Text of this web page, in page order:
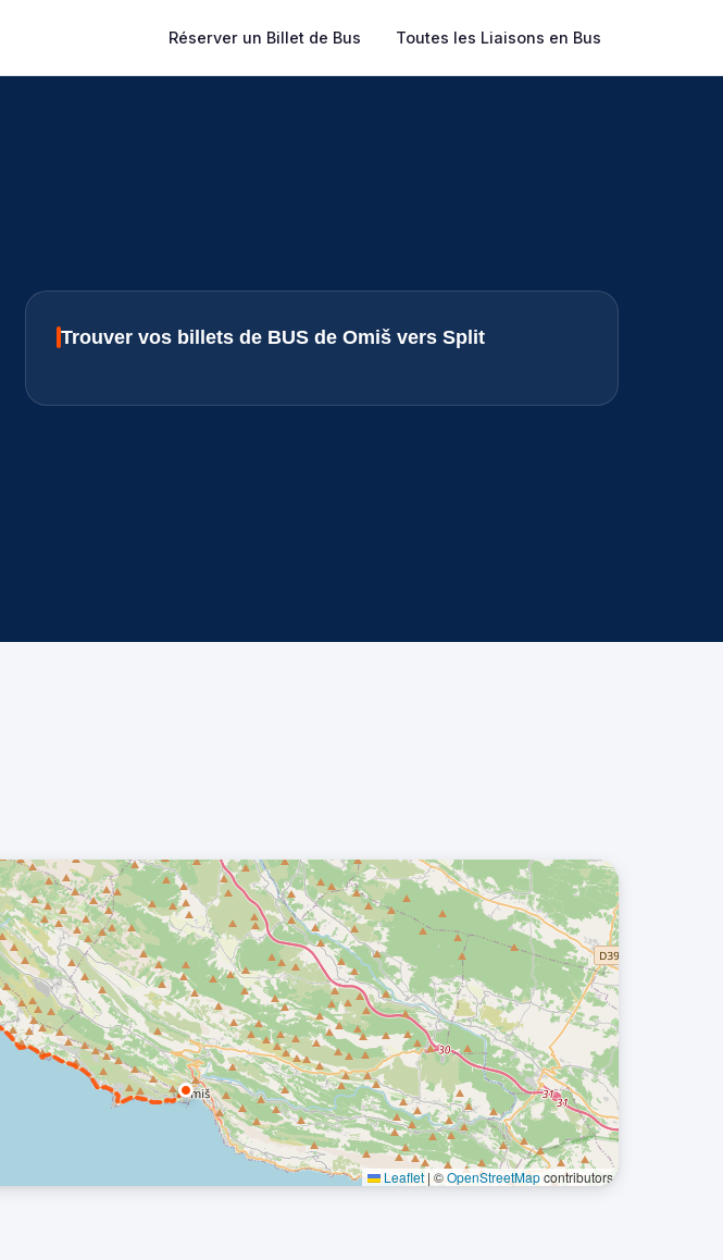
Réserver un Billet de Bus Toutes les Liaisons en Bus
Trouver vos billets de BUS de Omiš vers Split
Leaflet | ©OpenStreetMapcontributors